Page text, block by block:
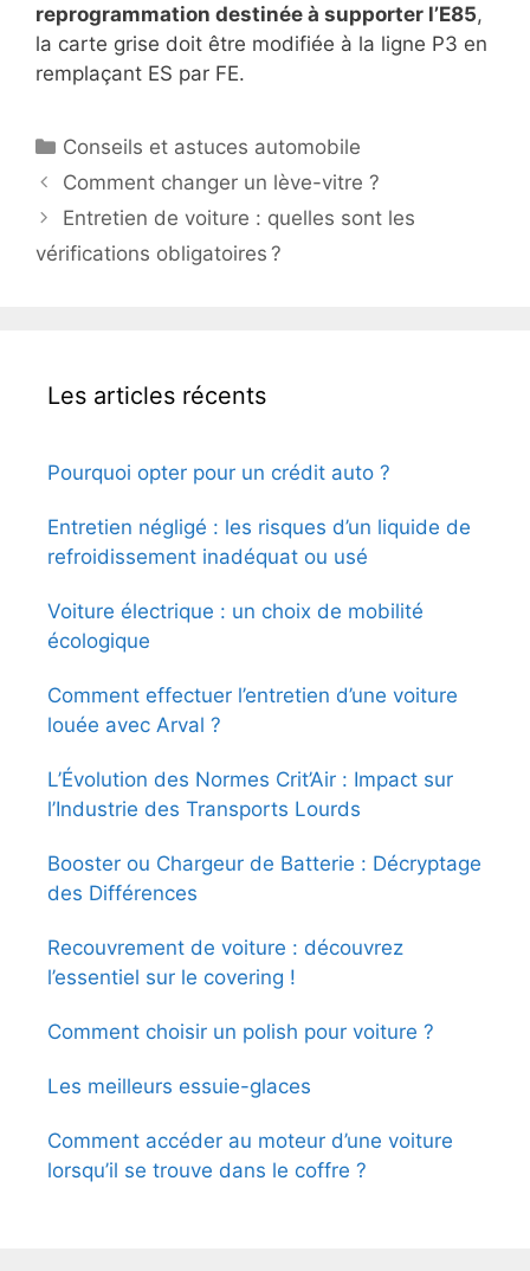
reprogrammation destinée à supporter l’E85,
la carte grise doit être modifiée à la ligne P3 en
remplaçant ES par FE.
Catégories
Conseils et astuces automobile
Comment changer un lève-vitre ?
Entretien de voiture : quelles sont les
vérifications obligatoires ?
Les articles récents
Pourquoi opter pour un crédit auto ?
Entretien négligé : les risques d’un liquide de
refroidissement inadéquat ou usé
Voiture électrique : un choix de mobilité
écologique
Comment effectuer l’entretien d’une voiture
louée avec Arval ?
L’Évolution des Normes Crit’Air : Impact sur
l’Industrie des Transports Lourds
Booster ou Chargeur de Batterie : Décryptage
des Différences
Recouvrement de voiture : découvrez
l’essentiel sur le covering !
Comment choisir un polish pour voiture ?
Les meilleurs essuie-glaces
Comment accéder au moteur d’une voiture
lorsqu’il se trouve dans le coffre ?